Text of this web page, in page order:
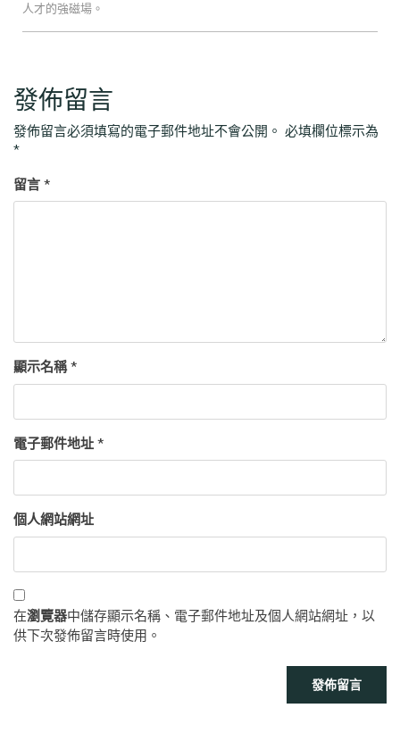
人才的強磁場。
發佈留言
發佈留言必須填寫的電子郵件地址不會公開。 必填欄位標示為
*
留言 *
顯示名稱*
電子郵件地址 *
個人網站網址
在瀏覽器中儲存顯示名稱、電子郵件地址及個人網站網址，以
供下次發佈留言時使用。